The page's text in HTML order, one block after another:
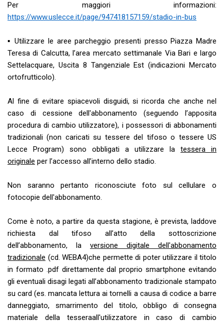
Per maggiori informazioni:
https://www.uslecce.it/page/947418157159/stadio-in-bus
▪ Utilizzare le aree parcheggio presenti presso Piazza Madre
Teresa di Calcutta, l’area mercato settimanale Via Bari e largo
Settelacquare, Uscita 8 Tangenziale Est (indicazioni Mercato
ortofrutticolo).
Al fine di evitare spiacevoli disguidi, si ricorda che anche nel
caso di cessione dell'abbonamento (seguendo l’apposita
procedura di cambio utilizzatore), i possessori di abbonamenti
tradizionali (non caricati su tessere del tifoso o tessere US
Lecce Program) sono obbligati a utilizzare la tessera in
originale per l’accesso all’interno dello stadio.
Non saranno pertanto riconosciute foto sul cellulare o
fotocopie dell'abbonamento.
Come è noto, a partire da questa stagione, è prevista, laddove
richiesta dal tifoso all’atto della sottoscrizione
dell’abbonamento, la versione digitale dell'abbonamento
tradizionale (cd. WEBA4)che permette di poter utilizzare il titolo
in formato .pdf direttamente dal proprio smartphone evitando
gli eventuali disagi legati all’abbonamento tradizionale stampato
su card (es. mancata lettura ai tornelli a causa di codice a barre
danneggiato, smarrimento del titolo, obbligo di consegna
materiale della tesseraall'utilizzatore in caso di cambio